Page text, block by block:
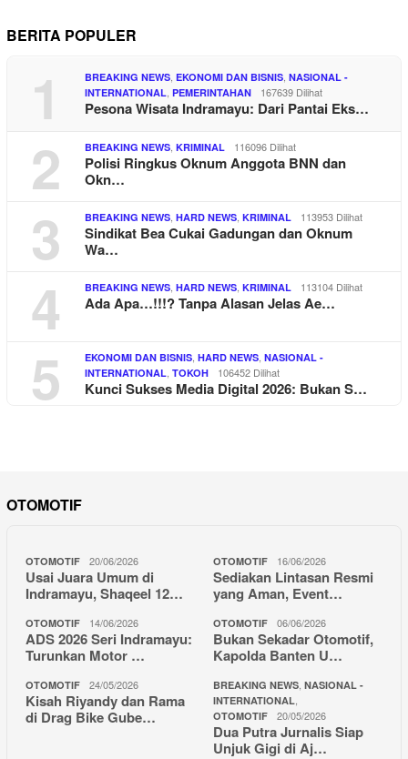
BERITA POPULER
1 BREAKING NEWS EKONOMI DAN BISNIS NASIONAL -
INTERNATIONAL PEMERINTAHAN 167639 Dilihat
Pesona Wisata Indramayu: Dari Pantai Eks…
2 BREAKING NEWS KRIMINAL 116096 Dilihat
Polisi Ringkus Oknum Anggota BNN dan
Okn…
3 BREAKING NEWS HARD NEWS KRIMINAL 113953 Dilihat
Sindikat Bea Cukai Gadungan dan Oknum
Wa…
4 BREAKING NEWS HARD NEWS KRIMINAL 113104 Dilihat
Ada Apa…!!!? Tanpa Alasan Jelas Ae…
5 EKONOMI DAN BISNIS HARD NEWS NASIONAL -
INTERNATIONAL TOKOH 106452 Dilihat
Kunci Sukses Media Digital 2026: Bukan S…
OTOMOTIF
OTOMOTIF 20/06/2026
Usai Juara Umum di
Indramayu, Shaqeel 12…
OTOMOTIF 16/06/2026
Sediakan Lintasan Resmi
yang Aman, Event…
OTOMOTIF 14/06/2026
ADS 2026 Seri Indramayu:
Turunkan Motor …
OTOMOTIF 06/06/2026
Bukan Sekadar Otomotif,
Kapolda Banten U…
OTOMOTIF 24/05/2026
Kisah Riyandy dan Rama
di Drag Bike Gube…
BREAKING NEWS NASIONAL -
INTERNATIONAL
OTOMOTIF 20/05/2026
Dua Putra Jurnalis Siap
Unjuk Gigi di Aj…